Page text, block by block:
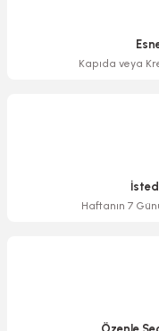
Kapıda veya
Haftanın 7